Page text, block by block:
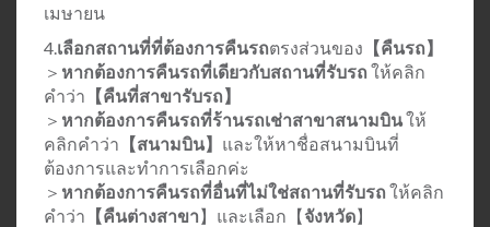
เมษายน
4. เลือกสถานที่ที่ต้องการคืนรถตรงส่วนของ 【คืนรถ】
＞ หากต้องการคืนรถที่เดียวกับสถานที่รับรถ ให้คลิก
คำว่า 【คืนที่สาขารับรถ】
＞ หากต้องการคืนรถที่ร้านรถเช่าสาขาสนามบินให้
คลิกคำว่า 【สนามบิน】 และให้หาชื่อสนามบินที่
ต้องการและทำการเลือกค่ะ
＞ หากต้องการคืนรถที่อื่นที่ไม่ใช่สถานที่รับรถ ให้คลิก
คำว่า 【คืนต่างสาขา】และเลือก【จังหวัด】